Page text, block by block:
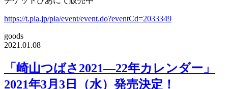
https://t.pia.jp/pia/event/event.do?eventCd=2033349
goods
2021.01.08
「崎山つばさ2021―22年カレンダー」
2021年3月3日（水）発売決定！